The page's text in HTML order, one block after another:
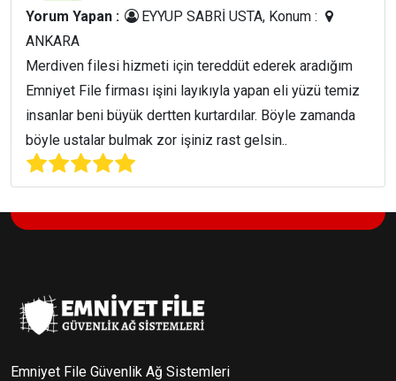
Yorum Yapan :
EYYUP SABRİ USTA, Konum :
ANKARA
Merdiven filesi hizmeti için tereddüt ederek aradığım
Emniyet File firması işini layıkıyla yapan eli yüzü temiz
insanlar beni büyük dertten kurtardılar. Böyle zamanda
böyle ustalar bulmak zor işiniz rast gelsin..
Emniyet File Güvenlik Ağ Sistemleri